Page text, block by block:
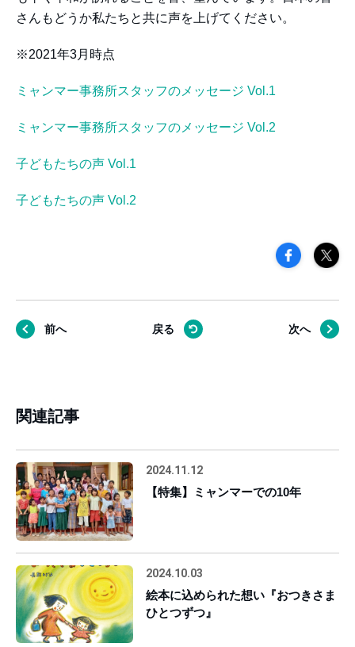
さんもどうか私たちと共に声を上げてください。
※2021年3月時点
ミャンマー事務所スタッフのメッセージ Vol.1
ミャンマー事務所スタッフのメッセージ Vol.2
子どもたちの声 Vol.1
子どもたちの声 Vol.2
前へ 戻る 次へ
関連記事
2024.11.12
【特集】ミャンマーでの10年
2024.10.03
絵本に込められた想い『おつきさま
ひとつずつ』